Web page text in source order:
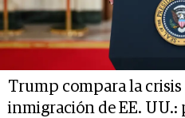
Trump compara la crisis
inmigración de EE. UU.: